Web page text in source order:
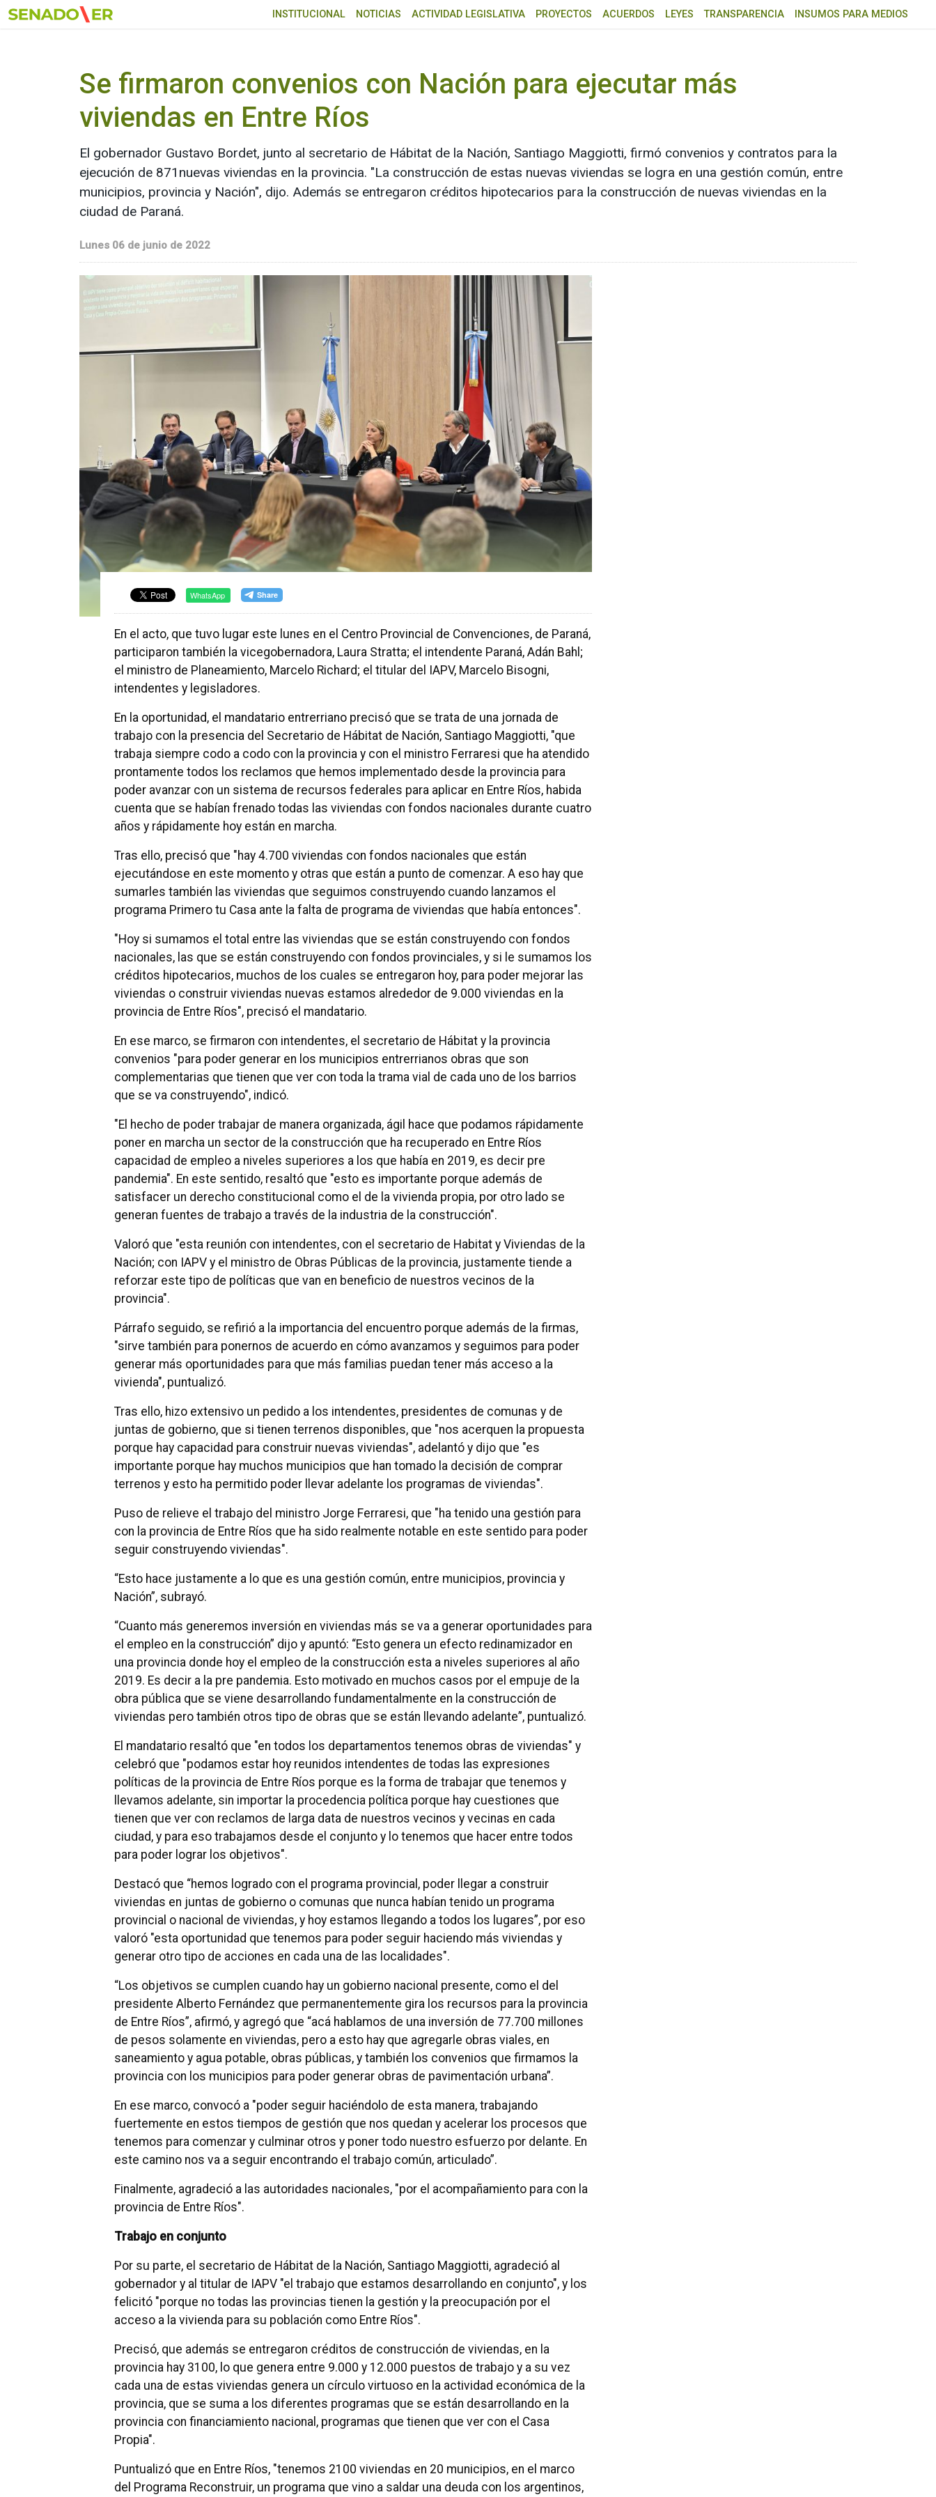
Ir al menú principal
INSTITUCIONAL NOTICIAS ACTIVIDAD LEGISLATIVA PROYECTOS ACUERDOS LEYES TRANSPARENCIA INSUMOS PARA MEDIOS
Se firmaron convenios con Nación para ejecutar más
viviendas en Entre Ríos
El gobernador Gustavo Bordet, junto al secretario de Hábitat de la Nación, Santiago Maggiotti, firmó convenios y contratos para la
ejecución de 871nuevas viviendas en la provincia. "La construcción de estas nuevas viviendas se logra en una gestión común, entre
municipios, provincia y Nación", dijo. Además se entregaron créditos hipotecarios para la construcción de nuevas viviendas en la
ciudad de Paraná.
Lunes 06 de junio de 2022
WhatsApp
En el acto, que tuvo lugar este lunes en el Centro Provincial de Convenciones, de Paraná,
participaron también la vicegobernadora, Laura Stratta; el intendente Paraná, Adán Bahl;
el ministro de Planeamiento, Marcelo Richard; el titular del IAPV, Marcelo Bisogni,
intendentes y legisladores.
En la oportunidad, el mandatario entrerriano precisó que se trata de una jornada de
trabajo con la presencia del Secretario de Hábitat de Nación, Santiago Maggiotti, "que
trabaja siempre codo a codo con la provincia y con el ministro Ferraresi que ha atendido
prontamente todos los reclamos que hemos implementado desde la provincia para
poder avanzar con un sistema de recursos federales para aplicar en Entre Ríos, habida
cuenta que se habían frenado todas las viviendas con fondos nacionales durante cuatro
años y rápidamente hoy están en marcha.
Tras ello, precisó que "hay 4.700 viviendas con fondos nacionales que están
ejecutándose en este momento y otras que están a punto de comenzar. A eso hay que
sumarles también las viviendas que seguimos construyendo cuando lanzamos el
programa Primero tu Casa ante la falta de programa de viviendas que había entonces".
"Hoy si sumamos el total entre las viviendas que se están construyendo con fondos
nacionales, las que se están construyendo con fondos provinciales, y si le sumamos los
créditos hipotecarios, muchos de los cuales se entregaron hoy, para poder mejorar las
viviendas o construir viviendas nuevas estamos alrededor de 9.000 viviendas en la
provincia de Entre Ríos", precisó el mandatario.
En ese marco, se firmaron con intendentes, el secretario de Hábitat y la provincia
convenios "para poder generar en los municipios entrerrianos obras que son
complementarias que tienen que ver con toda la trama vial de cada uno de los barrios
que se va construyendo", indicó.
"El hecho de poder trabajar de manera organizada, ágil hace que podamos rápidamente
poner en marcha un sector de la construcción que ha recuperado en Entre Ríos
capacidad de empleo a niveles superiores a los que había en 2019, es decir pre
pandemia". En este sentido, resaltó que "esto es importante porque además de
satisfacer un derecho constitucional como el de la vivienda propia, por otro lado se
generan fuentes de trabajo a través de la industria de la construcción".
Valoró que "esta reunión con intendentes, con el secretario de Habitat y Viviendas de la
Nación; con IAPV y el ministro de Obras Públicas de la provincia, justamente tiende a
reforzar este tipo de políticas que van en beneficio de nuestros vecinos de la
provincia".
Párrafo seguido, se refirió a la importancia del encuentro porque además de la firmas,
"sirve también para ponernos de acuerdo en cómo avanzamos y seguimos para poder
generar más oportunidades para que más familias puedan tener más acceso a la
vivienda", puntualizó.
Tras ello, hizo extensivo un pedido a los intendentes, presidentes de comunas y de
juntas de gobierno, que si tienen terrenos disponibles, que "nos acerquen la propuesta
porque hay capacidad para construir nuevas viviendas", adelantó y dijo que "es
importante porque hay muchos municipios que han tomado la decisión de comprar
terrenos y esto ha permitido poder llevar adelante los programas de viviendas".
Puso de relieve el trabajo del ministro Jorge Ferraresi, que "ha tenido una gestión para
con la provincia de Entre Ríos que ha sido realmente notable en este sentido para poder
seguir construyendo viviendas".
“Esto hace justamente a lo que es una gestión común, entre municipios, provincia y
Nación”, subrayó.
“Cuanto más generemos inversión en viviendas más se va a generar oportunidades para
el empleo en la construcción” dijo y apuntó: “Esto genera un efecto redinamizador en
una provincia donde hoy el empleo de la construcción esta a niveles superiores al año
2019. Es decir a la pre pandemia. Esto motivado en muchos casos por el empuje de la
obra pública que se viene desarrollando fundamentalmente en la construcción de
viviendas pero también otros tipo de obras que se están llevando adelante”, puntualizó.
El mandatario resaltó que "en todos los departamentos tenemos obras de viviendas" y
celebró que "podamos estar hoy reunidos intendentes de todas las expresiones
políticas de la provincia de Entre Ríos porque es la forma de trabajar que tenemos y
llevamos adelante, sin importar la procedencia política porque hay cuestiones que
tienen que ver con reclamos de larga data de nuestros vecinos y vecinas en cada
ciudad, y para eso trabajamos desde el conjunto y lo tenemos que hacer entre todos
para poder lograr los objetivos".
Destacó que “hemos logrado con el programa provincial, poder llegar a construir
viviendas en juntas de gobierno o comunas que nunca habían tenido un programa
provincial o nacional de viviendas, y hoy estamos llegando a todos los lugares”, por eso
valoró "esta oportunidad que tenemos para poder seguir haciendo más viviendas y
generar otro tipo de acciones en cada una de las localidades".
“Los objetivos se cumplen cuando hay un gobierno nacional presente, como el del
presidente Alberto Fernández que permanentemente gira los recursos para la provincia
de Entre Ríos”, afirmó, y agregó que “acá hablamos de una inversión de 77.700 millones
de pesos solamente en viviendas, pero a esto hay que agregarle obras viales, en
saneamiento y agua potable, obras públicas, y también los convenios que firmamos la
provincia con los municipios para poder generar obras de pavimentación urbana”.
En ese marco, convocó a "poder seguir haciéndolo de esta manera, trabajando
fuertemente en estos tiempos de gestión que nos quedan y acelerar los procesos que
tenemos para comenzar y culminar otros y poner todo nuestro esfuerzo por delante. En
este camino nos va a seguir encontrando el trabajo común, articulado”.
Finalmente, agradeció a las autoridades nacionales, "por el acompañamiento para con la
provincia de Entre Ríos".
Trabajo en conjunto
Por su parte, el secretario de Hábitat de la Nación, Santiago Maggiotti, agradeció al
gobernador y al titular de IAPV "el trabajo que estamos desarrollando en conjunto", y los
felicitó "porque no todas las provincias tienen la gestión y la preocupación por el
acceso a la vivienda para su población como Entre Ríos".
Precisó, que además se entregaron créditos de construcción de viviendas, en la
provincia hay 3100, lo que genera entre 9.000 y 12.000 puestos de trabajo y a su vez
cada una de estas viviendas genera un círculo virtuoso en la actividad económica de la
provincia, que se suma a los diferentes programas que se están desarrollando en la
provincia con financiamiento nacional, programas que tienen que ver con el Casa
Propia".
Puntualizó que en Entre Ríos, "tenemos 2100 viviendas en 20 municipios, en el marco
del Programa Reconstruir, un programa que vino a saldar una deuda con los argentinos,